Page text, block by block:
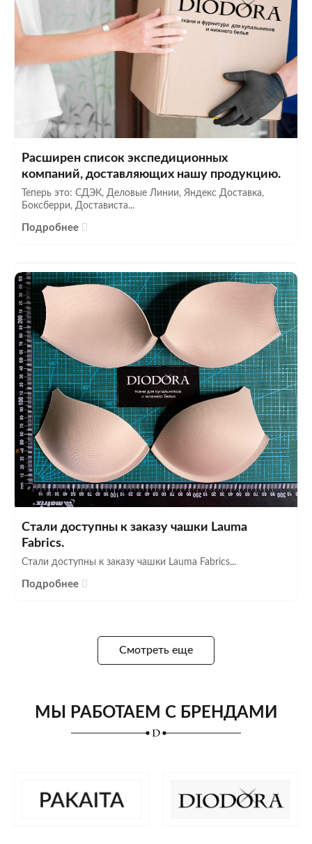
Расширен список экспедиционных
компаний, доставляющих нашу продукцию.
Теперь это: СДЭК, Деловые Линии, Яндекс Доставка,
Боксберри, Достависта...
Подробнее
Стали доступны к заказу чашки Lauma
Fabrics.
Стали доступны к заказу чашки Lauma Fabrics...
Подробнее
Смотреть еще
МЫ РАБОТАЕМ С БРЕНДАМИ